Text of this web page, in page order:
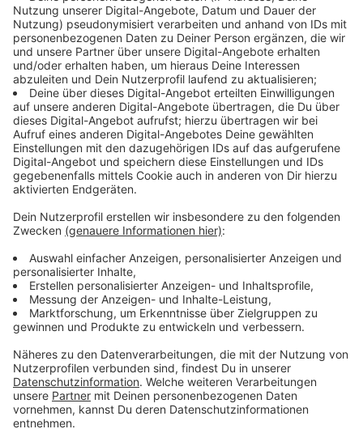
Die Straßen auf der Strecke
Wuppertaler Straße - Burscheider Straße -
Nagelsbach - Weltersbach - Leichlinger Straße -
Solinger Straße - Herscheid - L359 - Landrat-
Trimborn-Straße - Johannisberg - Im Dorffeld -
Kirchstraße - Neukirchener Straße - Brückenstraße
Sandstraße - Friedenberger Straße - Haus-Vorster-
Hauptmann-Straße - Auestraße - Steinstraße -
Kanalstraße - Herzogstraße - Kölner Straße -
Schillerstraße - Humboldt-Straße - Goethestraße -
Europa-Allee - Lützenkirchener Straße -
Am Sonntag um 11 Uhr sind dann wieder Läufer mit